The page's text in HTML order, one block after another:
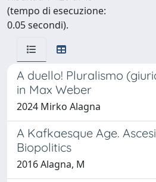
(tempo di esecuzione:
0.05 secondi).
A duello! Pluralismo
in Max Weber
2024 Mirko Alagna
A Kafkaesque Age.
Biopolitics
2016 Alagna, M